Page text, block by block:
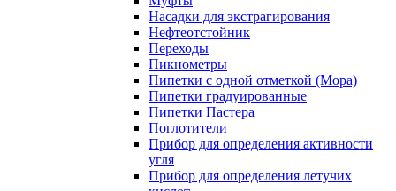
Насадки для экстрагирования
Нефтеотстойник
Переходы
Пикнометры
Пипетки с одной отметкой (Мора)
Пипетки градуированные
Пипетки Пастера
Поглотители
Прибор для определения активности
угля
Прибор для определения летучих